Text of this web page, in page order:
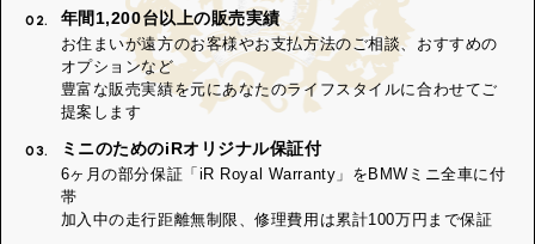
02. 年間1,200台以上の販売実績
お住まいが遠方のお客様やお支払方法のご相談、おすすめの
オプションなど
豊富な販売実績を元にあなたのライフスタイルに合わせてご
提案します
03. ミニのためのiRオリジナル保証付
6ヶ月の部分保証「iR Royal Warranty」をBMWミニ全車に付
帯
加入中の走行距離無制限、修理費用は累計100万円まで保証